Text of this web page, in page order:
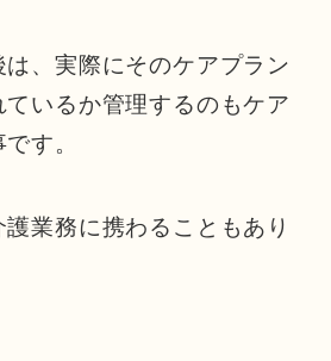
、実際にそのケアプラン
いるか管理するのもケア
す。
業務に携わることもあり